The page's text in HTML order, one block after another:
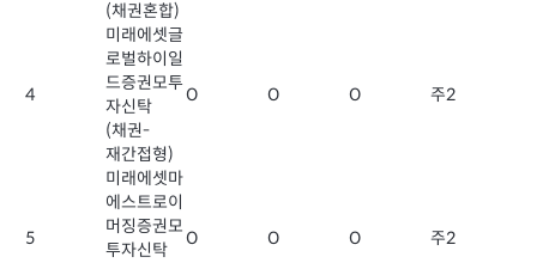
(채권혼합)
4
미래에셋글
로벌하이일
드증권모투
자신탁
(채권-
재간접형)
O O O 주2
5
미래에셋마
에스트로이
머징증권모
투자신탁
O O O 주2